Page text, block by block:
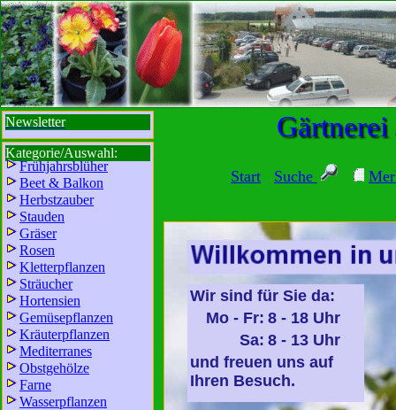
sbisbbib
Start Suche
Gärtnerei
Newsletter
Kategorie/Auswahl:
Frühjahrsblüher
Beet & Balkon
Herbstzauber
Stauden
Gräser
Rosen
Kletterpflanzen
Sträucher
Hortensien
Gemüsepflanzen
Kräuterpflanzen
Mediterranes
Obstgehölze
Farne
Wasserpflanzen
Wir sind für Sie da:
Mo - Fr: 8 - 18 Uhr
Sa: 8 - 13 Uhr
und freuen uns auf
Ihren Besuch.